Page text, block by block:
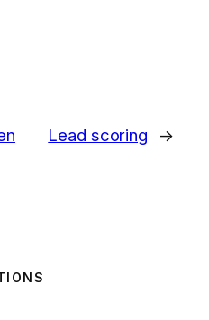
Lead scoring →